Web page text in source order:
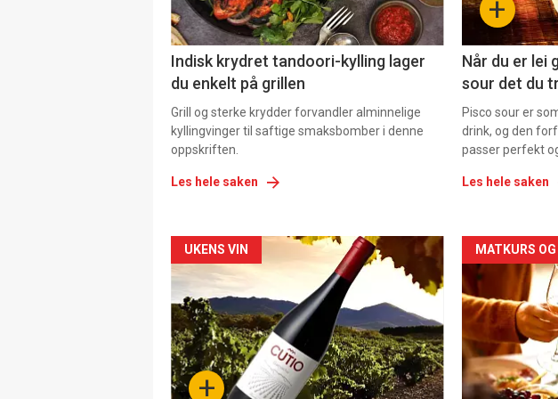
Indisk krydret tandoori-kylling lager
du enkelt på grillen
Grill og sterke krydder forvandler alminnelige
kyllingvinger til saftige smaksbomber i denne
oppskriften.
Les hele saken
+
Når du er lei
sour det du
Pisco sour er
drink, og den
passer perfekt
Les hele saken
Forsiden
akkurat
nå
-
+
UKENS VIN
akkurat
nå
-
MATKURS